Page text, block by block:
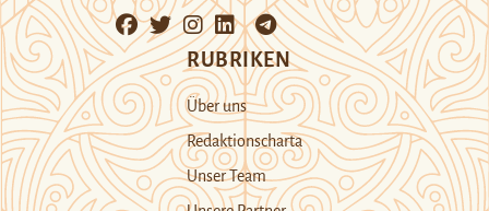
RUBRIKEN
Über uns
Redaktionscharta
Unser Team